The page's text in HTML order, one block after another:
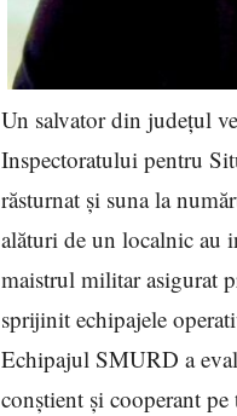
Un salvator din județul
Inspectoratului pentru
răsturnat și suna la
alături de un localnic au
maistrul militar asigurat
sprijinit echipajele
Echipajul SMURD a
conștient și cooperant